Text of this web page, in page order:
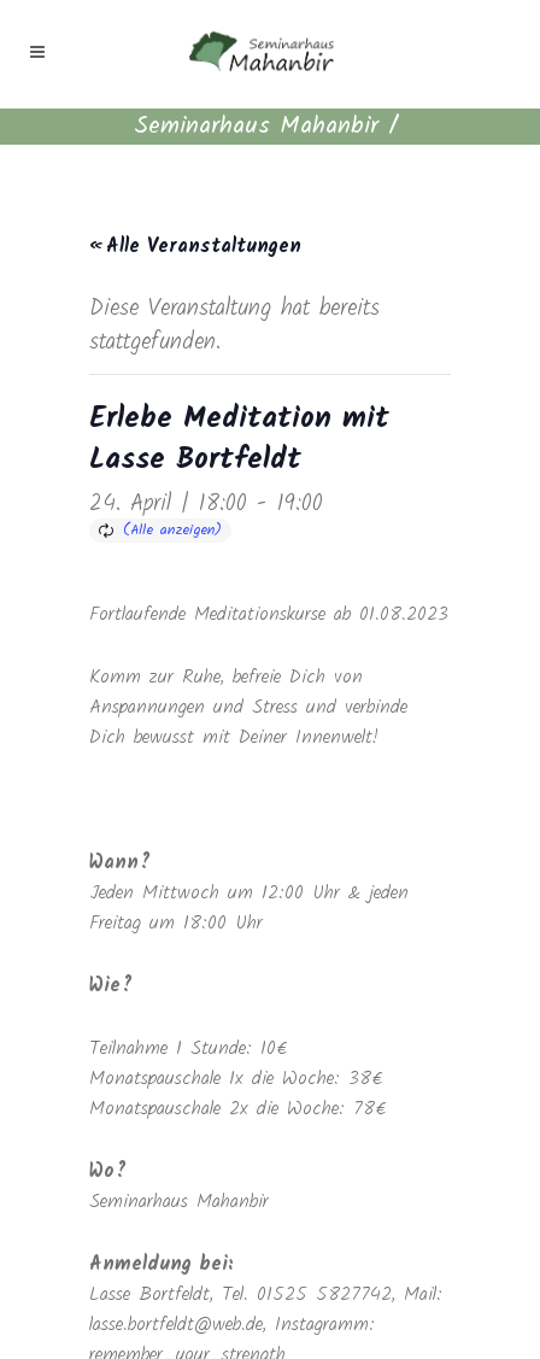
Seminarhaus Mahanbir/
« Alle Veranstaltungen
Diese Veranstaltung hat bereits
stattgefunden.
Erlebe Meditation mit
Lasse Bortfeldt
24. April | 18:00 - 19:00
Fortlaufende Meditationskurse ab 01.08.2023
Komm zur Ruhe, befreie Dich von
Anspannungen und Stress und verbinde
Dich bewusst mit Deiner Innenwelt!
Wann?
Jeden Mittwoch um 12:00 Uhr & jeden
Freitag um 18:00 Uhr
Wie?
Teilnahme 1 Stunde: 10€
Monatspauschale 1x die Woche: 38€
Monatspauschale 2x die Woche: 78€
Wo?
Seminarhaus Mahanbir
Anmeldung bei:
Lasse Bortfeldt, Tel. 01525 5827742, Mail:
lasse.bortfeldt@web.de, Instagramm: